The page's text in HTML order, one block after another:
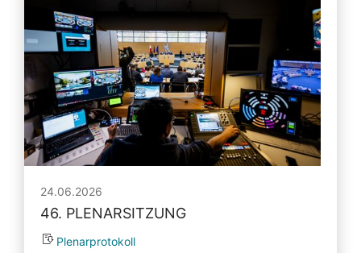
24.06.2026
46. PLENARSITZUNG
Plenarprotokoll